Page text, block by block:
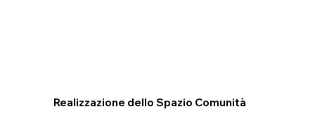
Realizzazione dello Spazio Comunità